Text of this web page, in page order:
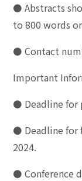
⚫ Abstracts
to 800 words
⚫ Contact
Important
⚫ Deadline for
⚫ Deadline for
2024.
⚫ Conference